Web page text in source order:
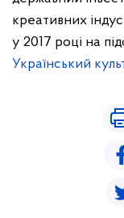
креативних
у 2017 році на
Український